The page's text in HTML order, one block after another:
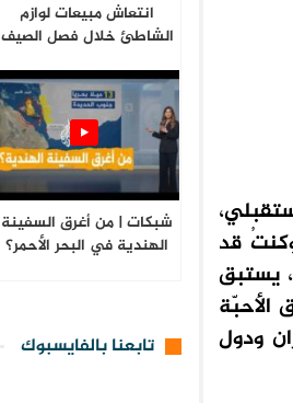
قد
يستبق
الأحبّة
ودول
انتعاش مبيعات لوازم
الشاطئ خلال فصل الصيف
شبكات | من أغرق السفينة
الهندية في البحر الأحمر؟
تابعنا بالفايسبوك